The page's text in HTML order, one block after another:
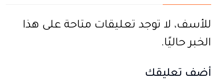
للأسف، لا توجد تعليقات متاحة على هذا
الخبر حاليًا.
أضف تعليقك